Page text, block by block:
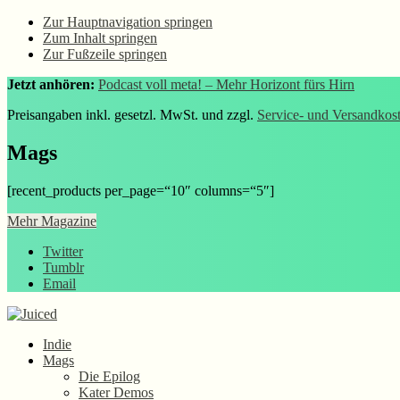
Zur Hauptnavigation springen
Zum Inhalt springen
Zur Fußzeile springen
Jetzt anhören: Podcast voll meta! – Mehr Horizont fürs Hirn
Preisangaben inkl. gesetzl. MwSt. und zzgl. Service- und
Mags
[recent_products per_page=“10″ columns=“5″]
Mehr Magazine
Twitter
Tumblr
Email
Indie
Mags
Die Epilog
Kater Demos